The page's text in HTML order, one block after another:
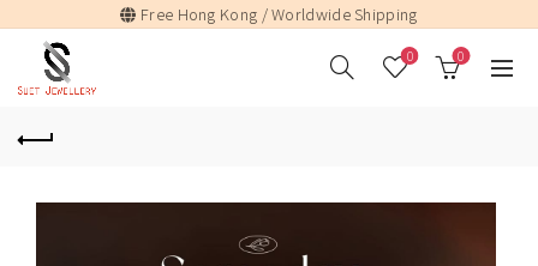
Free Hong Kong / Worldwide Shipping
0 0